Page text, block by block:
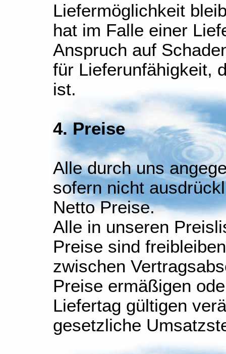
Liefermöglichkeit
hat im Falle einer
Anspruch auf
für Lieferunfähigkeit,
ist.
4. Preise
Alle durch uns
sofern nicht
Netto Preise.
Alle in unseren
Preise sind
zwischen
Preise ermäßigen
Liefertag gültigen
gesetzliche